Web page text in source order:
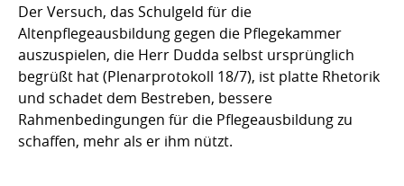
Der Versuch, das Schulgeld für die
Altenpflegeausbildung gegen die Pflegekammer
auszuspielen, die Herr Dudda selbst ursprünglich
begrüßt hat (Plenarprotokoll 18/7), ist platte Rhetorik
und schadet dem Bestreben, bessere
Rahmenbedingungen für die Pflegeausbildung zu
schaffen, mehr als er ihm nützt.